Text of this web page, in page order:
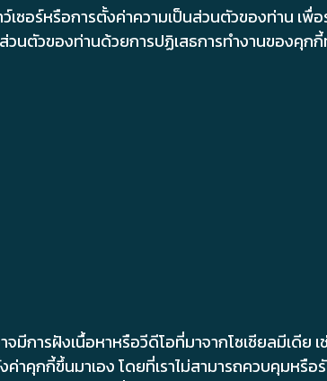
ซอร์หรือการตั้งค่าความเป็นส่วนตัวของท่าน เพื่อ
วนตัวของท่านด้วยการปฏิเสธการทำงานของคุก
มีการฝังเนื้อหาหรือวีดีโอที่มาจากโซเชียลมีเดีย
าคุกกี้ขึ้นมาเอง โดยที่เราไม่สามารถควบคุมหรื